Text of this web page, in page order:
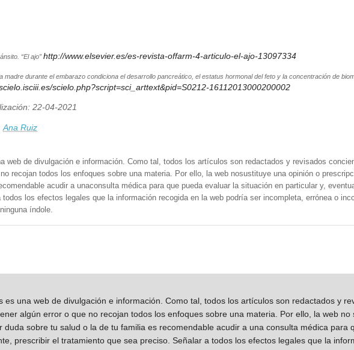
“El ajo” http://www.elsevier.es/es-revista-offarm-4-articulo-el-ajo-13097334
madre durante el embarazo condiciona el desarrollo pancreático, el estatus hormonal del feto y la concentración de
scielo.php?script=sci_arttext&pid=S0212-16112013000200002
22-04-2021
Ana Ruiz
web de divulgación e información. Como tal, todos los artículos son redactados y revisados
recojan todos los enfoques sobre una materia. Por ello, la web nosustituye una opinión o
acudir a unaconsulta médica para que pueda evaluar la situación en particular y,
todos los efectos legales que la información recogida en la web podría ser incompleta, errónea o
índole.
es una web de divulgación e información. Como tal, todos los artículos son redactados y
algún error o que no recojan todos los enfoques sobre una materia. Por ello, la web
duda sobre tu salud o la de tu familia es recomendable acudir a una consulta médica para
prescribir el tratamiento que sea preciso. Señalar a todos los efectos legales que la